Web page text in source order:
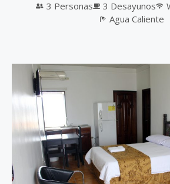
3 Personas 3 Desayunos
Agua Caliente